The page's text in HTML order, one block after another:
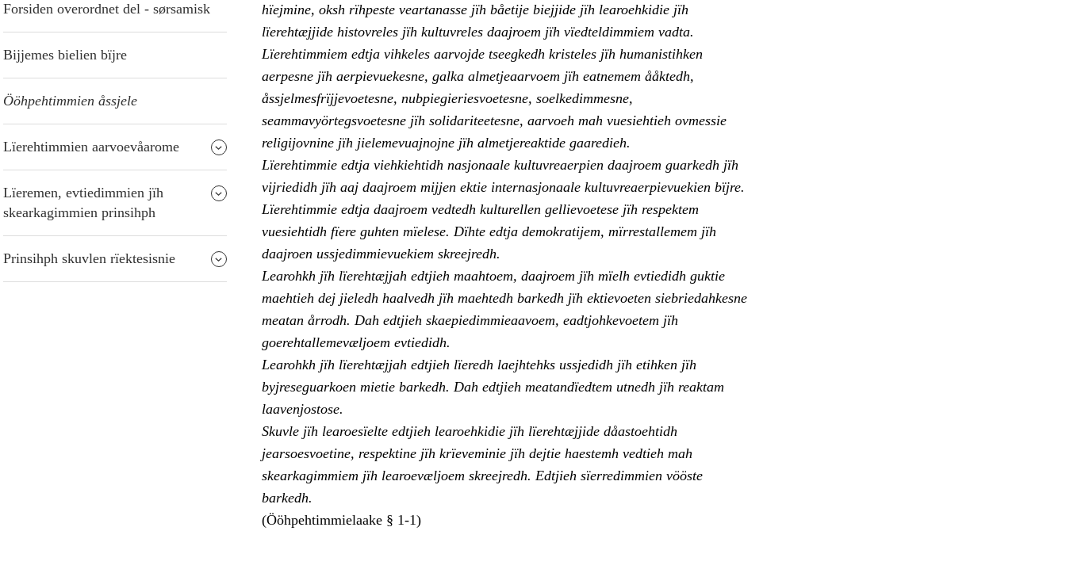
Forsiden overordnet del - sørsamisk
Bijjemes bielien bïjre
Ööhpehtimmien åssjele
Lïerehtimmien aarvoevåarome
Lïeremen, evtiedimmien jïh
skearkagimmien prinsihph
Prinsihph skuvlen rïektesisnie
hïejmine, oksh rïhpeste veartanasse jïh båetije biejjide jïh learoehkidie jïh
lïerehtæjjide histovreles jïh kultuvreles daajroem jïh vïedteldimmiem vadta.
Lïerehtimmiem edtja vihkeles aarvojde tseegkedh kristeles jïh humanistihken
aerpesne jïh aerpievuekesne, galka almetjeaarvoem jïh eatnemem ååktedh,
åssjelmesfrïjjevoetesne, nubpiegieriesvoetesne, soelkedimmesne,
seammavyörtegsvoetesne jïh solidariteetesne, aarvoeh mah vuesiehtieh ovmessie
religijovnine jïh jielemevuajnojne jïh almetjereaktide gaaredieh.
Lïerehtimmie edtja viehkiehtidh nasjonaale kultuvreaerpien daajroem guarkedh jïh
vijriedidh jïh aaj daajroem mijjen ektie internasjonaale kultuvreaerpievuekien bïjre.
Lïerehtimmie edtja daajroem vedtedh kulturellen gellievoetese jïh respektem
vuesiehtidh fïere guhten mïelese. Dïhte edtja demokratijem, mïrrestallemem jïh
daajroen ussjedimmievuekiem skreejredh.
Learohkh jïh lïerehtæjjah edtjieh maahtoem, daajroem jïh mïelh evtiedidh guktie
maehtieh dej jieledh haalvedh jïh maehtedh barkedh jïh ektievoeten siebriedahkesne
meatan årrodh. Dah edtjieh skaepiedimmieaavoem, eadtjohkevoetem jïh
goerehtallemevæljoem evtiedidh.
Learohkh jïh lïerehtæjjah edtjieh lïeredh laejhtehks ussjedidh jïh etihken jïh
byjreseguarkoen mietie barkedh. Dah edtjieh meatandïedtem utnedh jïh reaktam
laavenjostose.
Skuvle jïh learoesïelte edtjieh learoehkidie jïh lïerehtæjjide dåastoehtidh
jearsoesvoetine, respektine jïh krïeveminie jïh dejtie haestemh vedtieh mah
skearkagimmiem jïh learoevæljoem skreejredh. Edtjieh sïerredimmien vööste
barkedh.
(Ööhpehtimmielaake § 1-1)